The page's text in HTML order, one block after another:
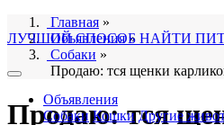
ЛУЧШИЙ СПОСОБ НАЙТИ
Объявления
Собаки Кошки Другие
Главная »
Объявления»
Собаки »
Продаю: тся щенки
Продаю: тся